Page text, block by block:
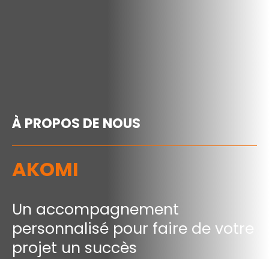
À PROPOS DE NOUS
AKOMI
Un accompagnement
personnalisé pour faire de votre
projet un succès